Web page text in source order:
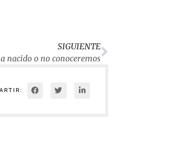
SIGUIENTE
nacido o no conoceremos